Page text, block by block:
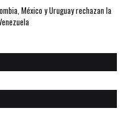
México y Uruguay rechazan la